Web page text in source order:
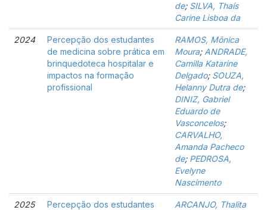
de; SILVA, Thaís
Carine Lisboa da
2024
Percepção dos estudantes
de medicina sobre prática em
brinquedoteca hospitalar e
impactos na formação
profissional
RAMOS, Mônica
Moura; ANDRADE,
Camilla Katarine
Delgado; SOUZA,
Helanny Dutra de;
DINIZ, Gabriel
Eduardo de
Vasconcelos;
CARVALHO,
Amanda Pacheco
de; PEDROSA,
Evelyne
Nascimento
2025
Percepção dos estudantes
ARCANJO, Thalita